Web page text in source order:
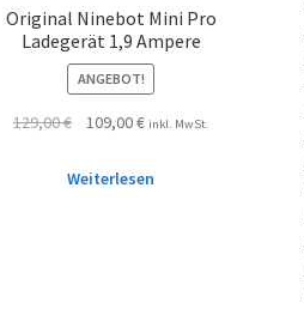
Original Ninebot Mini Pro
Ladegerät 1,9 Ampere
ANGEBOT!
129,00€ 109,00€ inkl. MwSt.
Weiterlesen